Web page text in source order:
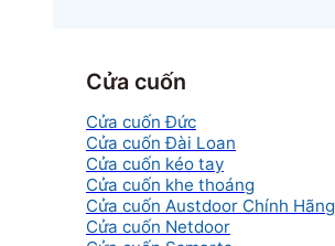
Cửa cuốn
Cửa cuốn Đức
Cửa cuốn Đài Loan
Cửa cuốn kéo tay
Cửa cuốn khe thoáng
Cửa cuốn Austdoor Chính Hãng
Cửa cuốn Netdoor